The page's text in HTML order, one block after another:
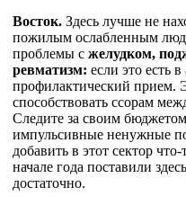
Восток. Здесь лучше не
пожилым ослабленным
проблемы с желудком,
ревматизм: если это есть
профилактический прием.
способствовать ссорам
Следите за своим
импульсивные ненужные
добавить в этот сектор
начале года поставили
достаточно.